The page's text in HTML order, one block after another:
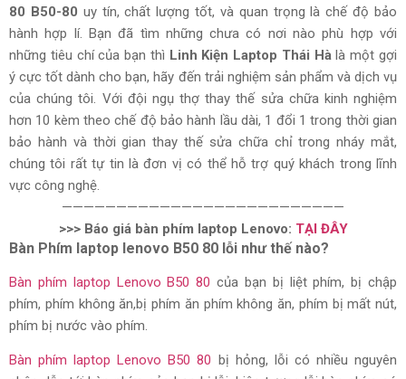
80 B50-80 uy tín, chất lượng tốt, và quan trọng là chế độ bảo
hành hợp lí. Bạn đã tìm những chưa có nơi nào phù hợp với
những tiêu chí của bạn thì Linh Kiện Laptop Thái Hàlà một gợi
ý cực tốt dành cho bạn, hãy đến trải nghiệm sản phẩm và dịch vụ
của chúng tôi. Với đội ngụ thợ thay thế sửa chữa kinh nghiệm
hơn 10 kèm theo chế độ bảo hành lầu dài, 1 đổi 1 trong thời gian
bảo hành và thời gian thay thế sửa chữa chỉ trong nháy mắt,
chúng tôi rất tự tin là đơn vị có thể hỗ trợ quý khách trong lĩnh
vực công nghệ.
——————————————————————————
>>> Báo giá bàn phím laptop Lenovo: TẠI ĐÂY
Bàn Phím laptop lenovo B50 80 lỗi như thế nào?
Bàn phím laptop Lenovo B50 80 của bạn bị liệt phím, bị chập
phím, phím không ăn,bị phím ăn phím không ăn, phím bị mất nút,
phím bị nước vào phím.
Bàn phím laptop Lenovo B50 80 bị hỏng, lỗi có nhiều nguyên